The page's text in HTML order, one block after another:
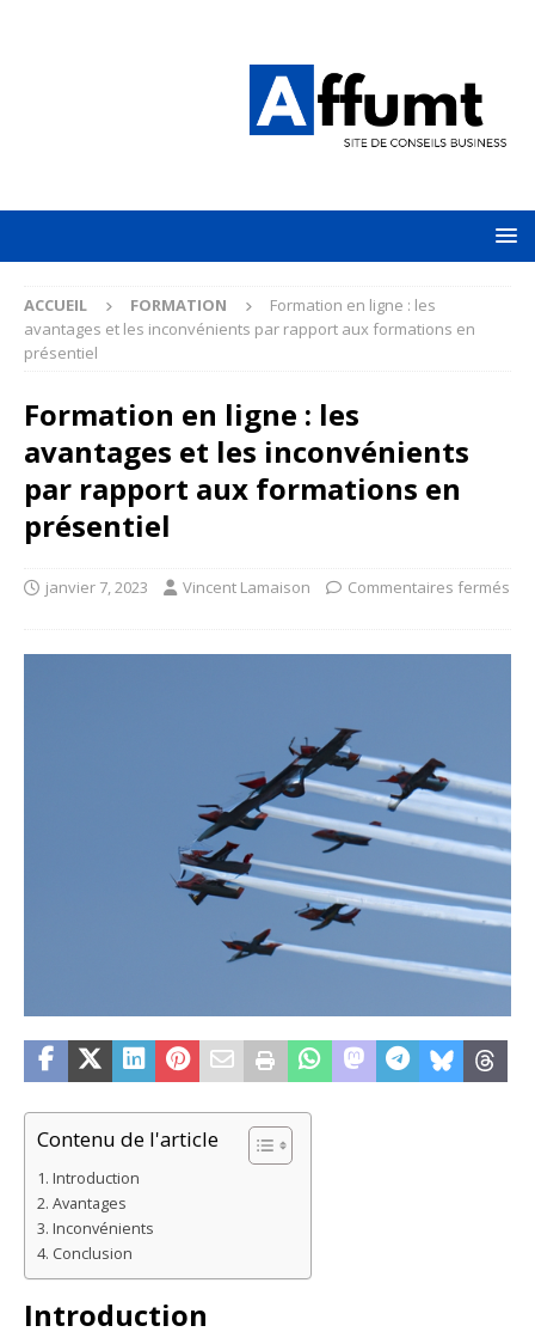
ACCUEIL FORMATION
Formation en ligne : les
avantages et les inconvénients par rapport aux formations en
présentiel
Formation en ligne : les
avantages et les inconvénients
par rapport aux formations en
présentiel
janvier 7, 2023 Vincent Lamaison Commentaires fermés
Contenu de l'article
Introduction
Avantages
Inconvénients
Conclusion
Introduction